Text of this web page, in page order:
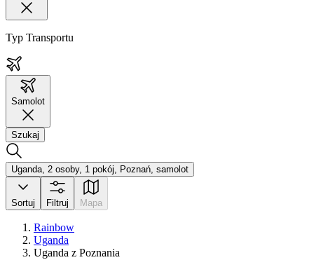
Typ Transportu
Samolot
Szukaj
Uganda, 2 osoby, 1 pokój, Poznań, samolot
Sortuj Filtruj Mapa
Rainbow
Uganda
Uganda z Poznania